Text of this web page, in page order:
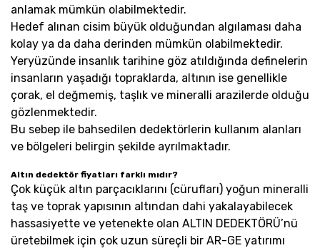
anlamak mümkün olabilmektedir.
Hedef alınan cisim büyük olduğundan algılaması daha
kolay ya da daha derinden mümkün olabilmektedir.
Yeryüzünde insanlık tarihine göz atıldığında definelerin
insanların yaşadığı topraklarda, altının ise genellikle
çorak, el değmemiş, taşlık ve mineralli arazilerde olduğu
gözlenmektedir.
Bu sebep ile bahsedilen dedektörlerin kullanım alanları
ve bölgeleri belirgin şekilde ayrılmaktadır.
Altın dedektör fiyatları farklı mıdır?
Çok küçük altın parçacıklarını (cürufları) yoğun mineralli
taş ve toprak yapısının altından dahi yakalayabilecek
hassasiyette ve yetenekte olan ALTIN DEDEKTÖRÜ’nü
üretebilmek için çok uzun süreçli bir AR-GE yatırımı